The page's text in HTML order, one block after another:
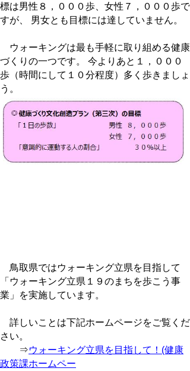
標は男性８，０００歩、女性７，０００歩で
すが、 男女とも目標には達していません。
ウォーキングは最も手軽に取り組める健康
づくりの一つです。 今よりあと１，０００
歩（時間にして１０分程度）多く歩きましょ
う。
鳥取県ではウォーキング立県を目指して
「ウォーキング立県１９のまちを歩こう事
業」を実施しています。
詳しいことは下記ホームページをご覧くだ
さい。
⇒ウォーキング立県を目指して！(健康
政策課ホームペー